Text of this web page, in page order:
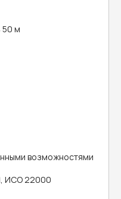
50 м
возможностями
ИСО 22000